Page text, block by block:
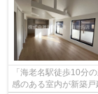
「海老名駅徒歩10分
感のある室内が新築